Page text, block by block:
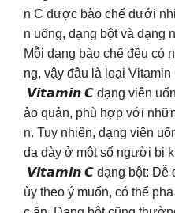
n C được bào chế dưới
n uống, dạng bột và dạng
Mỗi dạng bào chế đều có
ng, vậy đâu là loại
𝙑𝙞𝙩𝙖𝙢𝙞𝙣 𝘾 dạng viên
ảo quản, phù hợp với
n. Tuy nhiên, dạng viên
dạ dày ở một số người bị
𝙑𝙞𝙩𝙖𝙢𝙞𝙣 𝘾 dạng bột: Dễ
ùy theo ý muốn, có thể